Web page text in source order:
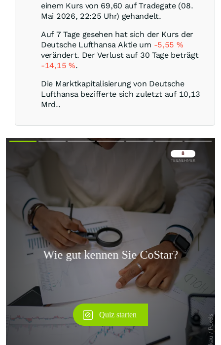
einem Kurs von 69,60 auf Tradegate (08.
Mai 2026, 22:25 Uhr) gehandelt.
Auf 7 Tage gesehen hat sich der Kurs der
Deutsche Lufthansa Aktie um -5,55 %
verändert. Der Verlust auf 30 Tage beträgt
-14,15 %.
Die Marktkapitalisierung von Deutsche
Lufthansa bezifferte sich zuletzt auf 10,13
Mrd..
Überspringen